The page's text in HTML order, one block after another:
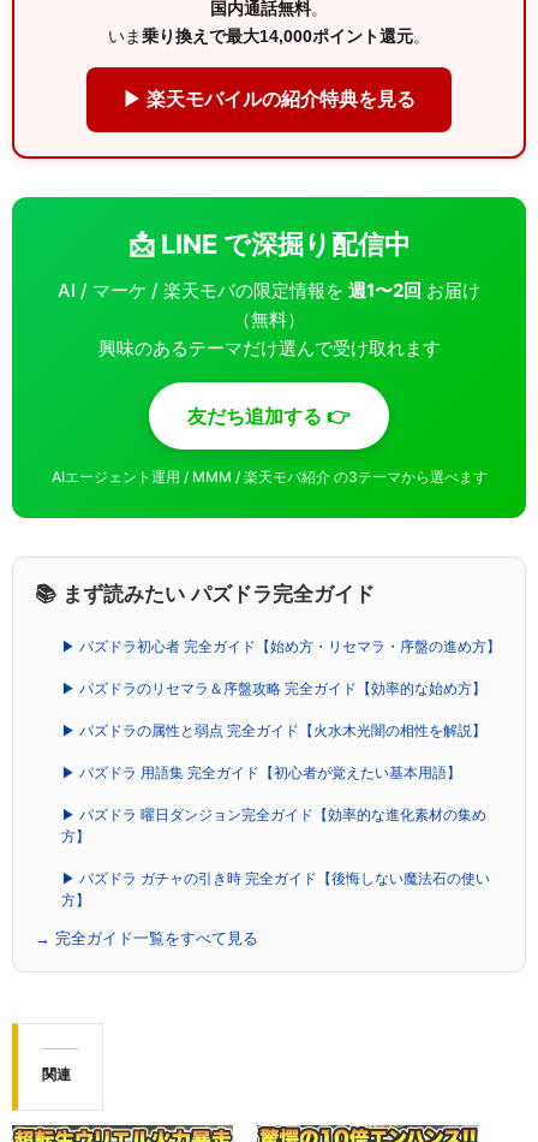
国内通話無料。
いま乗り換えで最大14,000ポイント還元。
▶ 楽天モバイルの紹介特典を見る
📩 LINE で深掘り配信中
AI / マーケ / 楽天モバの限定情報を 週1〜2回 お届け
（無料）
興味のあるテーマだけ選んで受け取れます
友だち追加する 👉
AIエージェント運用 / MMM / 楽天モバ紹介 の3テーマから選べます
📚 まず読みたい パズドラ完全ガイド
▶ パズドラ初心者 完全ガイド【始め方・リセマラ・序盤の進め方】
▶ パズドラのリセマラ＆序盤攻略 完全ガイド【効率的な始め方】
▶ パズドラの属性と弱点 完全ガイド【火水木光闇の相性を解説】
▶ パズドラ 用語集 完全ガイド【初心者が覚えたい基本用語】
▶ パズドラ 曜日ダンジョン完全ガイド【効率的な進化素材の集め
方】
▶ パズドラ ガチャの引き時 完全ガイド【後悔しない魔法石の使い
方】
→ 完全ガイド一覧をすべて見る
関連